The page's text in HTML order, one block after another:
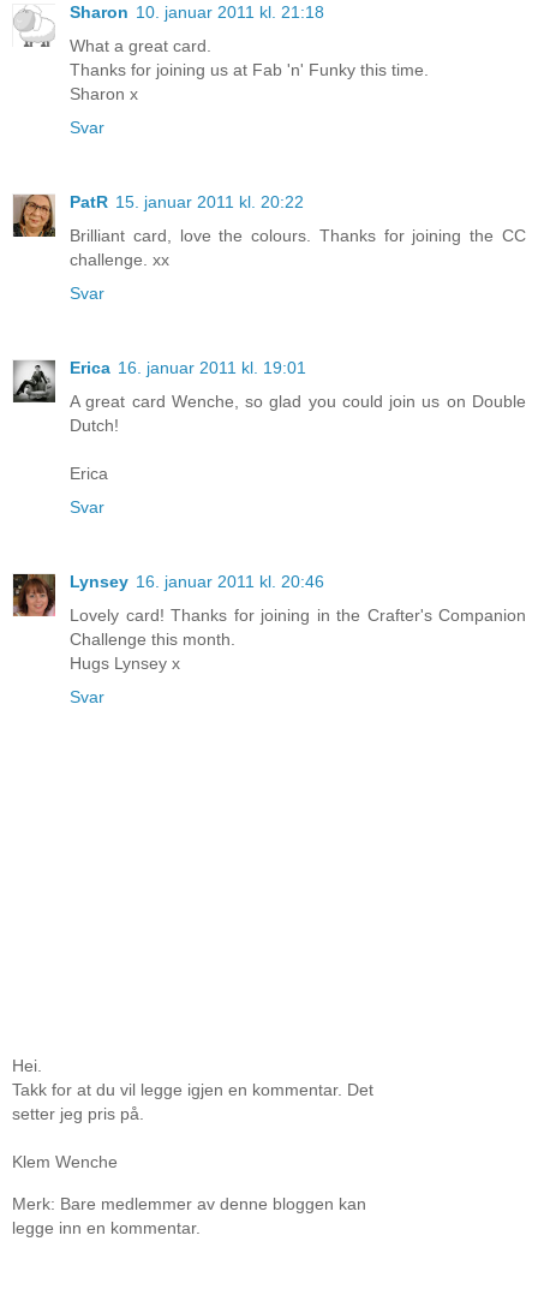
Sharon 10. januar 2011 kl. 21:18
What a great card.
Thanks for joining us at Fab 'n' Funky this time.
Sharon x
Svar
PatR 15. januar 2011 kl. 20:22
Brilliant card, love the colours. Thanks for joining the CC
challenge. xx
Svar
Erica 16. januar 2011 kl. 19:01
A great card Wenche, so glad you could join us on Double
Dutch!
Erica
Svar
Lynsey 16. januar 2011 kl. 20:46
Lovely card! Thanks for joining in the Crafter's Companion
Challenge this month.
Hugs Lynsey x
Svar
Hei.
Takk for at du vil legge igjen en kommentar. Det
setter jeg pris på.
Klem Wenche
Merk: Bare medlemmer av denne bloggen kan
legge inn en kommentar.